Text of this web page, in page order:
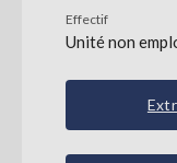
Effectif
Unité non